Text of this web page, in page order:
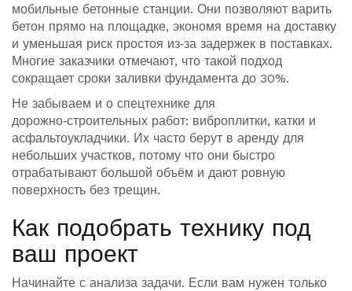
мобильные бетонные станции. Они позволяют варить
бетон прямо на площадке, экономя время на доставку
и уменьшая риск простоя из‑за задержек в поставках.
Многие заказчики отмечают, что такой подход
сокращает сроки заливки фундамента до 30%.
Не забываем и о спецтехнике для
дорожно‑строительных работ: виброплитки, катки и
асфальтоукладчики. Их часто берут в аренду для
небольших участков, потому что они быстро
отрабатывают большой объём и дают ровную
поверхность без трещин.
Как подобрать технику под
ваш проект
Начинайте с анализа задачи. Если вам нужен только